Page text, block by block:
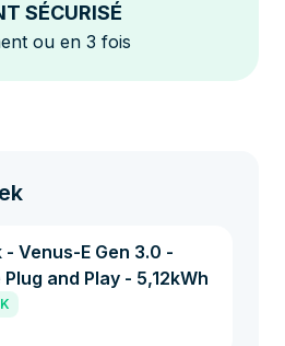
SÉCURISÉ
ou en 3 fois
Venus-E Gen 3.0 -
and Play - 5,12kWh